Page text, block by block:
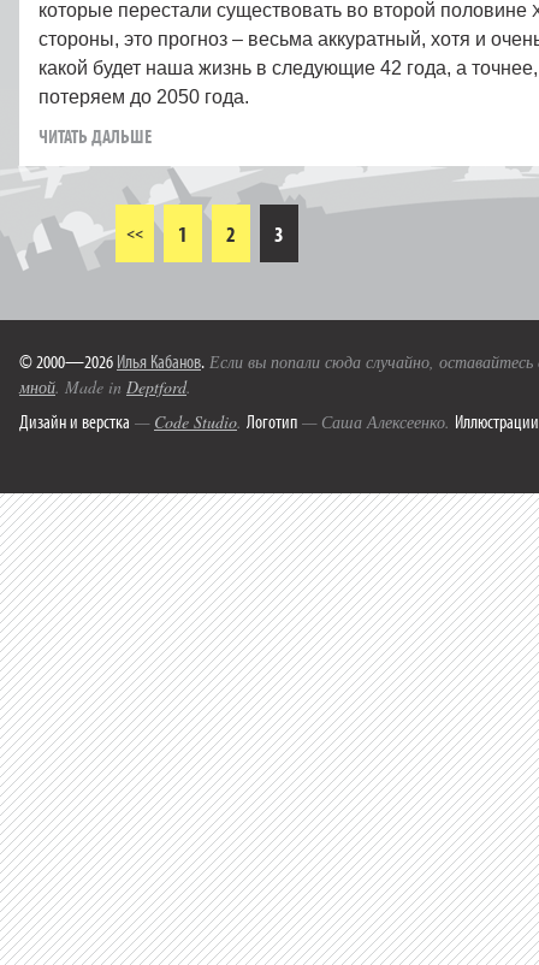
которые перестали существовать во второй половине
стороны, это прогноз – весьма аккуратный, хотя и
какой будет наша жизнь в следующие 42 года, а
потеряем до 2050 года.
ЧИТАТЬ ДАЛЬШЕ
<< 1 2 3
© 2000—2026 Илья Кабанов. Если вы попали сюда случайно,
мной. Made in Deptford.
Дизайн и верстка — Code Studio. Логотип — Саша Алексеенко. Иллюстрации